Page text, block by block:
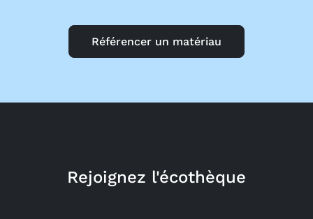
Référencer un matériau
Rejoignez l'écothèque